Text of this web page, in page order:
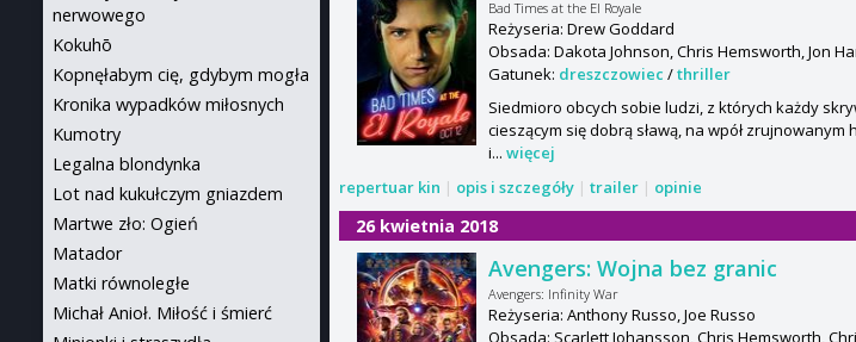
Bad Times at the El Royale
Reżyseria: Drew Goddard
Obsada: Dakota Johnson, Chris Hemsworth, Jon
Gatunek: dreszczowiec /thriller
Siedmioro obcych sobie ludzi, z których każdy
cieszącym się dobrą sławą, na wpół
i... więcej
repertuar kin | opis i szczegóły | trailer | opinie
26 kwietnia 2018
Avengers: Wojna bez granic
Avengers: Infinity War
Reżyseria: Anthony Russo, Joe Russo
Obsada: Scarlett Johansson, Chris Hemsworth,
nerwowego
Kokuhō
Kopnęłabym cię, gdybym mogła
Kronika wypadków miłosnych
Kumotry
Legalna blondynka
Lot nad kukułczym gniazdem
Martwe zło: Ogień
Matador
Matki równoległe
Michał Anioł. Miłość i śmierć